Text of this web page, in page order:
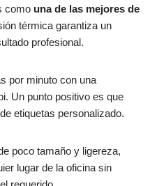
como una de las mejores de
térmica garantiza un
profesional.
por minuto con una
Un punto positivo es que
etiquetas personalizado.
poco tamaño y ligereza,
lugar de la oficina sin